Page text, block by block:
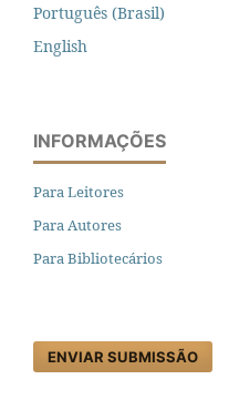
Português (Brasil)
English
INFORMAÇÕES
Para Leitores
Para Autores
Para Bibliotecários
ENVIAR SUBMISSÃO